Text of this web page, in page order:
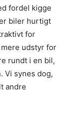
fordel kigge
biler hurtigt
for
udstyr for
rundt i en bil,
Vi synes dog,
andre